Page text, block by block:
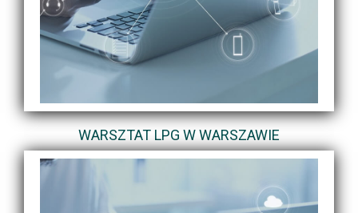
WARSZTAT LPG W WARSZAWIE